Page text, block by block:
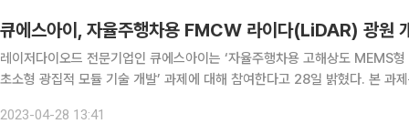
큐에스아이, 자율주행차용 FMCW 라이다(LiDAR) 광원
레이저다이오드 전문기업인 큐에스아이는 ‘자율주행차용 고해상도
초소형 광집적 모듈 기술 개발’ 과제에 대해 참여한다고 28일 밝혔다. 본 과제는 산업통상자원부가 지원하는 시장 선도를 위한 한국 주도형
2023-04-28 13:41